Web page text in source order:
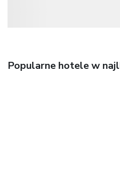
Popularne hotele w